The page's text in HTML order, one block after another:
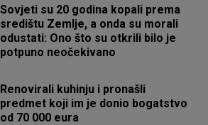
Sovjeti su 20 godina kopali prema
središtu Zemlje, a onda su morali
odustati: Ono što su otkrili bilo je
potpuno neočekivano
Renovirali kuhinju i pronašli
predmet koji im je donio bogatstvo
od 70 000 eura